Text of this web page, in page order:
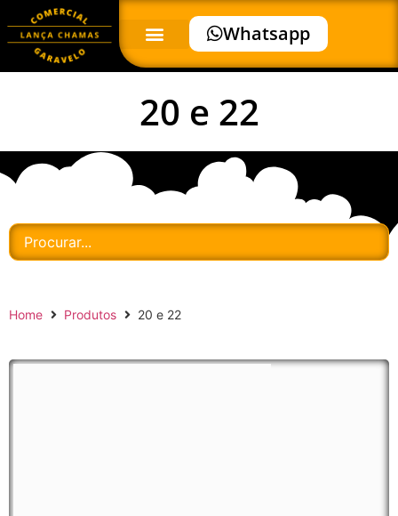
Whatsapp
20 e 22
Home Produtos 20 e 22